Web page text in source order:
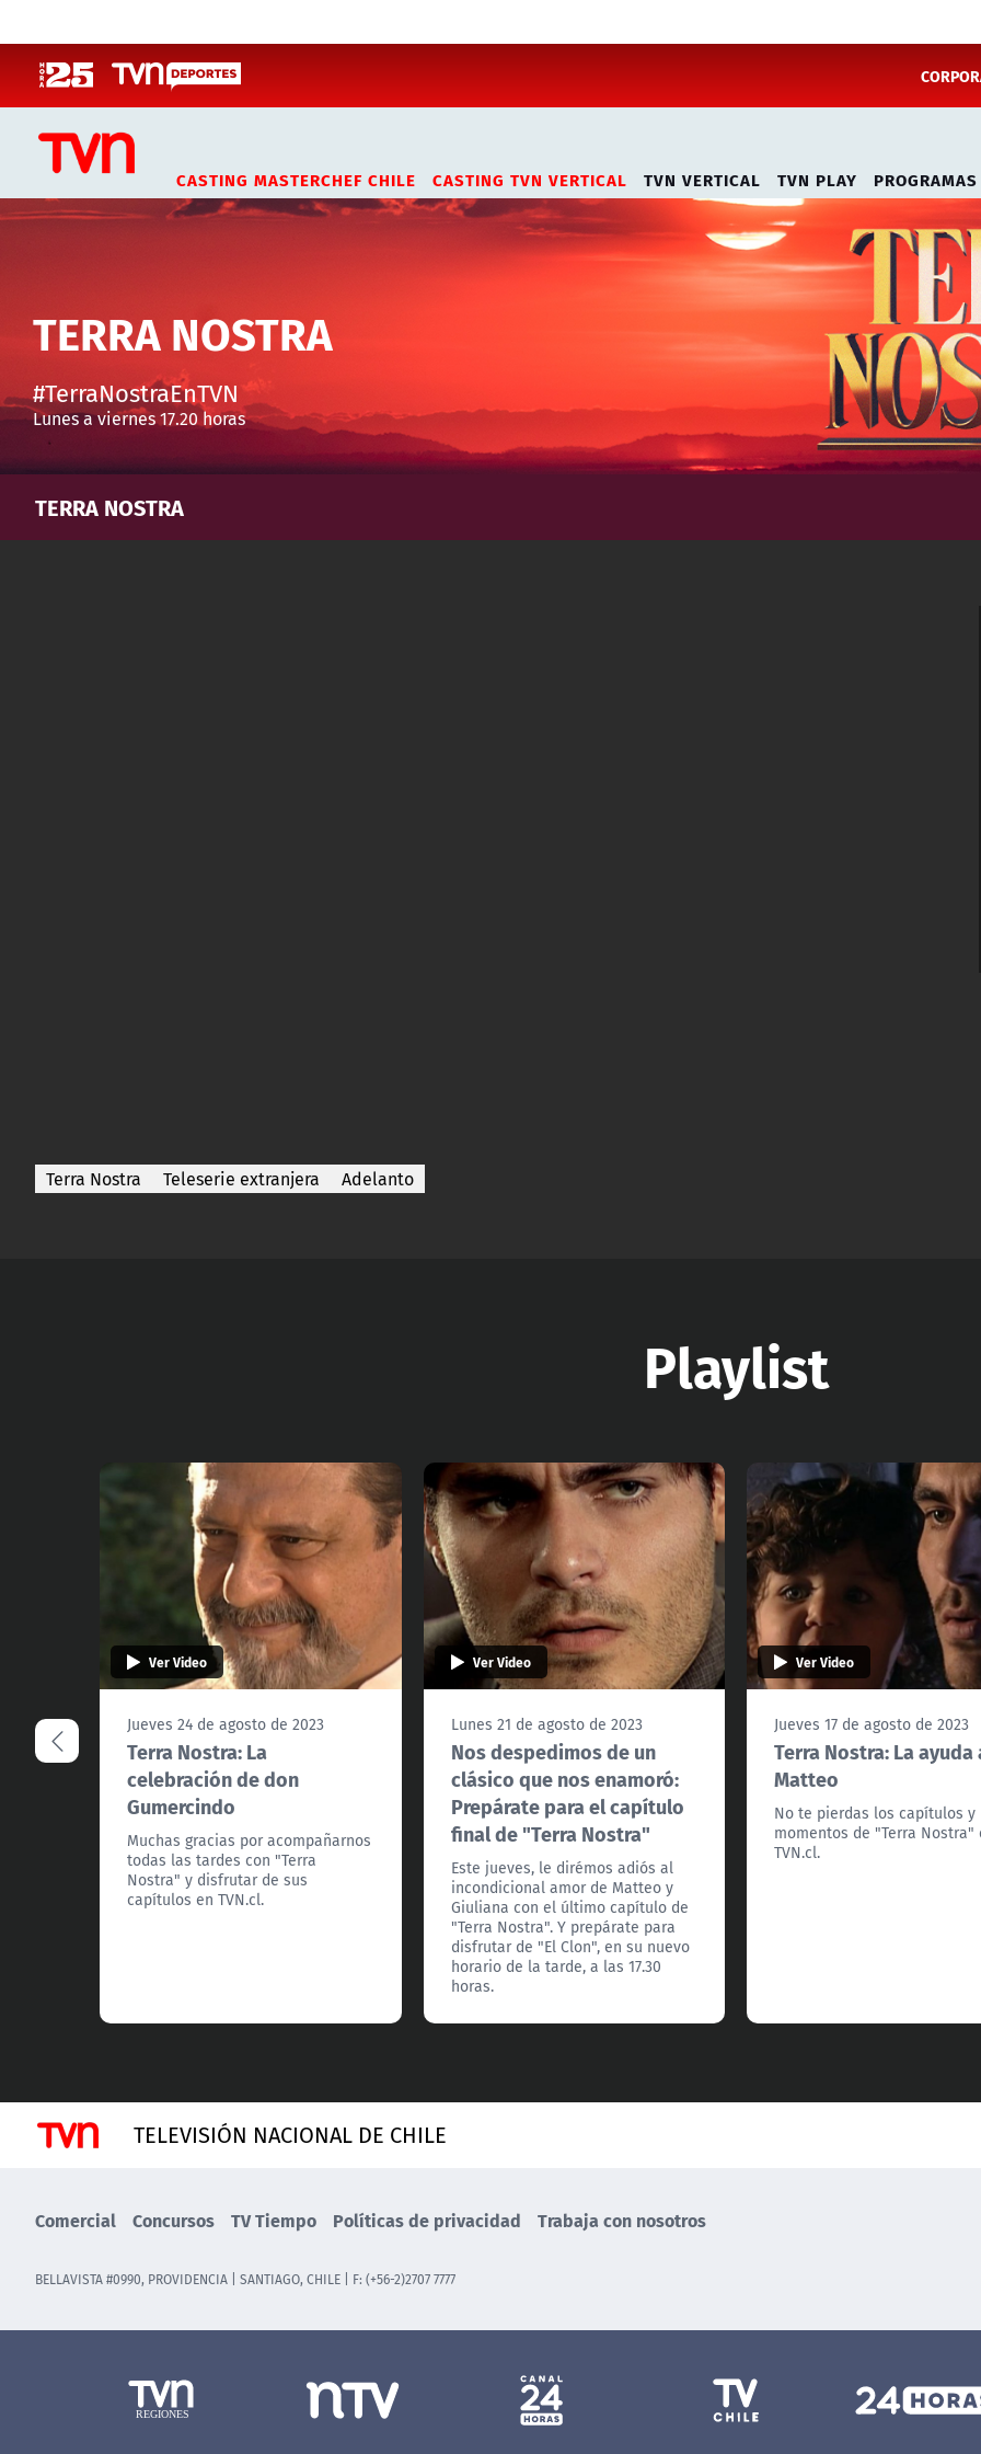
CASTING MASTERCHEF CHILE CASTING TVN VERTICAL TVN VERTICAL TVN PLAY PROGRAMAS
TERRA NOSTRA
#TerraNostraEnTVN
Lunes a viernes 17.20 horas
TERRA NOSTRA
Terra Nostra Teleserie extranjera Adelanto
Playlist
Ver Video
Jueves 24 de agosto de 2023
Terra Nostra: La
celebración de don
Gumercindo
Muchas gracias por acompañarnos
todas las tardes con "Terra
Nostra" y disfrutar de sus
capítulos en TVN.cl.
Ver Video
Lunes 21 de agosto de 2023
Nos despedimos de un
clásico que nos enamoró:
Prepárate para el capítulo
final de "Terra Nostra"
Este jueves, le dirémos adiós al
incondicional amor de Matteo y
Giuliana con el último capítulo de
"Terra Nostra". Y prepárate para
disfrutar de "El Clon", en su nuevo
horario de la tarde, a las 17.30
horas.
Ver Video
Jueves 17 de agosto de 2023
Terra Nostra: La ayuda
Matteo
No te pierdas los capítulos y
momentos de "Terra Nostra"
TVN.cl.
TELEVISIÓN NACIONAL DE CHILE
Comercial Concursos TV Tiempo Políticas de privacidad Trabaja con nosotros
BELLAVISTA #0990, PROVIDENCIA | SANTIAGO, CHILE | F: (+56-2)2707 7777